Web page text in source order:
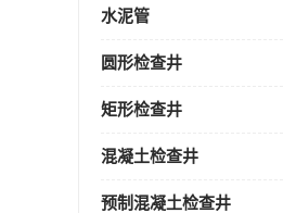
水泥管
圆形检查井
矩形检查井
混凝土检查井
预制混凝土检查井